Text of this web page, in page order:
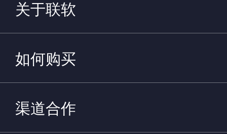
关于联软
如何购买
渠道合作